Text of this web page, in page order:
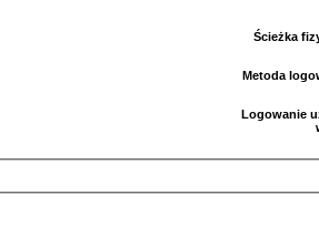
Ścieżka
Metoda
Logowanie